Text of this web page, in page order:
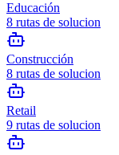
Educación
8 rutas de solucion
Construcción
8 rutas de solucion
Retail
9 rutas de solucion